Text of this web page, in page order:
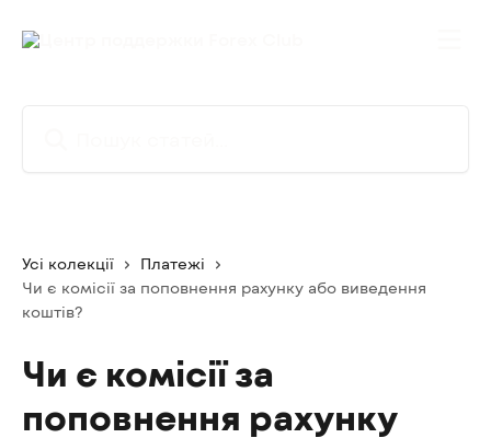
Усі колекції
Платежі
Чи є комісії за поповнення рахунку або виведення
коштів?
Чи є комісії за
поповнення рахунку